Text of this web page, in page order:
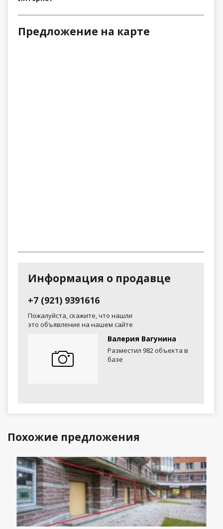
Предложение на карте
Информация о продавце
+7 (921) 9391616
Пожалуйста, скажите, что нашли
это объявление на нашем сайте
Валерия Вагунина
Разместил 982 объекта в
базе
Похожие предложения